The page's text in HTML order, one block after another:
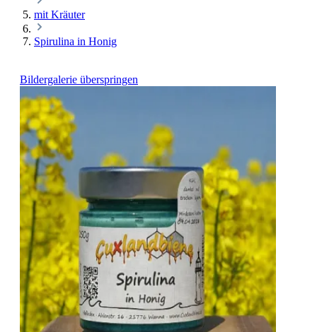
mit Kräuter
Spirulina in Honig
Bildergalerie überspringen